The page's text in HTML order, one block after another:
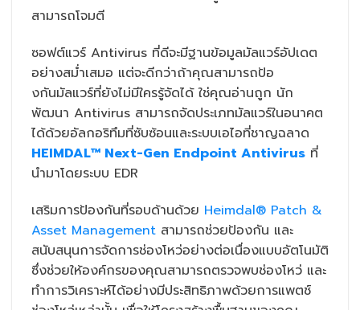
สามารถโจมตี
ซอฟต์แวร์ Antivirus ที่ดีจะมีฐานข้อมูลมัลแวร์อัปเดต
อย่างสม่ำเสมอ แต่จะดีกว่าถ้าคุณสามารถป้อ
งกันมัลแวร์ที่ยังไม่มีใครรู้จัดได้ ใช่คุณอ่านถูก นัก
พัฒนา Antivirus สามารถจัดประเภทมัลแวร์ในอนาคต
ได้ด้วยอัลกอริทึมที่ซับซ้อนและระบบเอไอที่ชาญฉลาด
HEIMDAL™ Next-Gen Endpoint Antivirus ที่
นำมาโดยระบบ EDR
เสริมการป้องกันที่รอบด้านด้วย Heimdal® Patch &
Asset Management สามารถช่วยป้องกัน และ
สนับสนุนการจัดการช่องโหว่อย่างต่อเนื่องแบบอัตโนมัติ
ซึ่งช่วยให้องค์กรของคุณสามารถตรวจพบช่องโหว่ และ
ทำการวิเคราะห์ได้อย่างมีประสิทธิภาพด้วยการแพตช์